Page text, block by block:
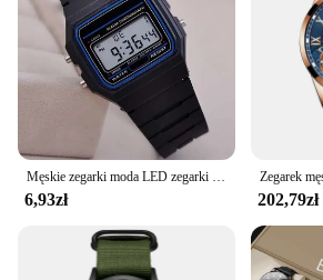
6,93zł 202,79zł